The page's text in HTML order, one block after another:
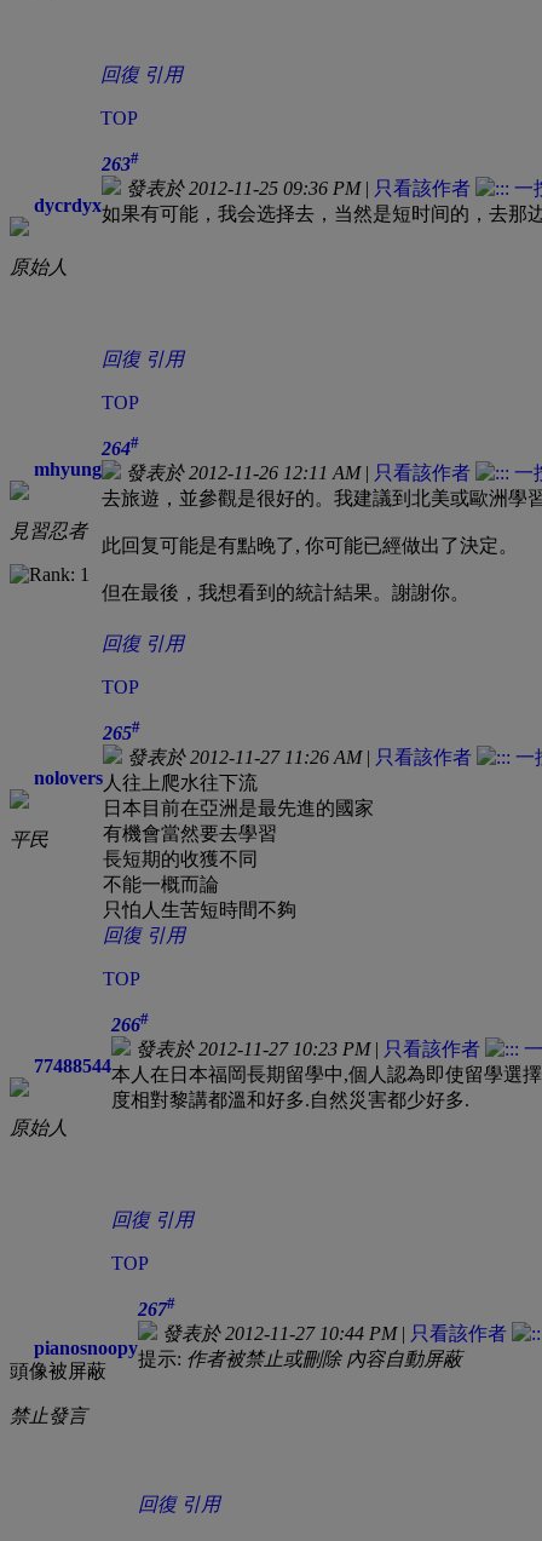
回復 引用
TOP
dycrdyx
原始人
263#
發表於 2012-11-25 09:36 PM| 只看該作者
如果有可能，我会选择去，当然是短时间的，去那
回復 引用
TOP
mhyung
見習忍者
264#
發表於 2012-11-26 12:11 AM| 只看該作者
去旅遊，並參觀是很好的。我建議到北美或歐洲學
此回复可能是有點晚了, 你可能已經做出了決定。
但在最後，我想看到的統計結果。謝謝你。
回復 引用
TOP
nolovers
平民
265#
發表於 2012-11-27 11:26 AM| 只看該作者
人往上爬水往下流
日本目前在亞洲是最先進的國家
有機會當然要去學習
長短期的收獲不同
不能一概而論
只怕人生苦短時間不夠
回復 引用
TOP
77488544
原始人
266#
發表於 2012-11-27 10:23 PM| 只看該作者
本人在日本福岡長期留學中,個人認為即使留學選
度相對黎講都溫和好多.自然災害都少好多.
回復 引用
TOP
pianosnoopy
頭像被屏蔽
禁止發言
267#
發表於 2012-11-27 10:44 PM| 只看該作者
提示: 作者被禁止或刪除 內容自動屏蔽
回復 引用